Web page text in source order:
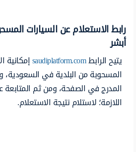
رابط الاستعلام عن السيارات
أبشر
يتيح الرابطsaudiplatform.comإمكانية
المسحوبة من البلدية في السعودية،
المدرج في الصفحة، ومن ثم المتابعة
اللازمة؛ لاستلام نتيجة الاستعلام.